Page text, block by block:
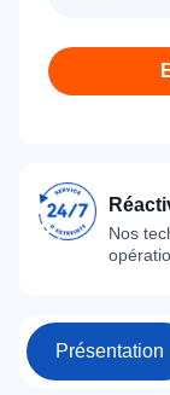
Nos
Présentation